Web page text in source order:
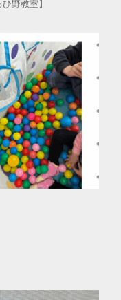
野教室】